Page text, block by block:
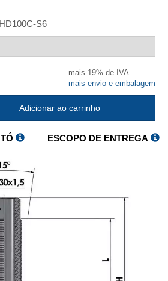
S6
mais 19% de IVA
mais envio e embalagem
Adicionar ao carrinho
ESCOPO DE ENTREGA